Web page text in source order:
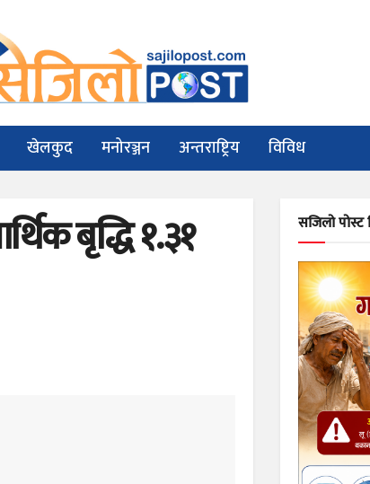
खेलकुद मनोरञ्जन अन्तराष्ट्रिय विविध
बृद्धि १.३१ सजिलो पोस्ट